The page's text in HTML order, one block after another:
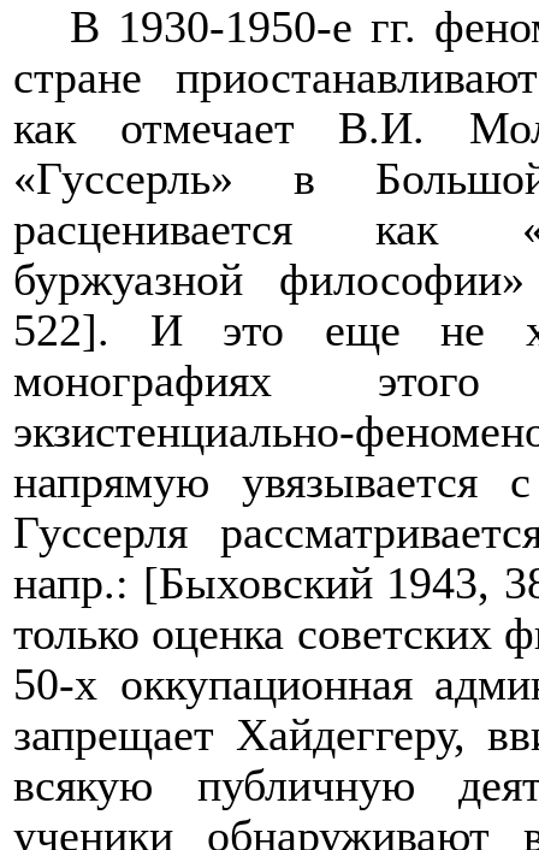
В 1930-1950-е гг.
стране
как отмечает В.И.
«Гуссерль» в
расценивается как
буржуазной
522]. И это еще не
монографиях этого
экзистенциально-
напрямую увязывается
Гуссерля
напр.: [Быховский 1943,
только оценка советских
50-х оккупационная
запрещает Хайдеггеру,
всякую публичную
ученики